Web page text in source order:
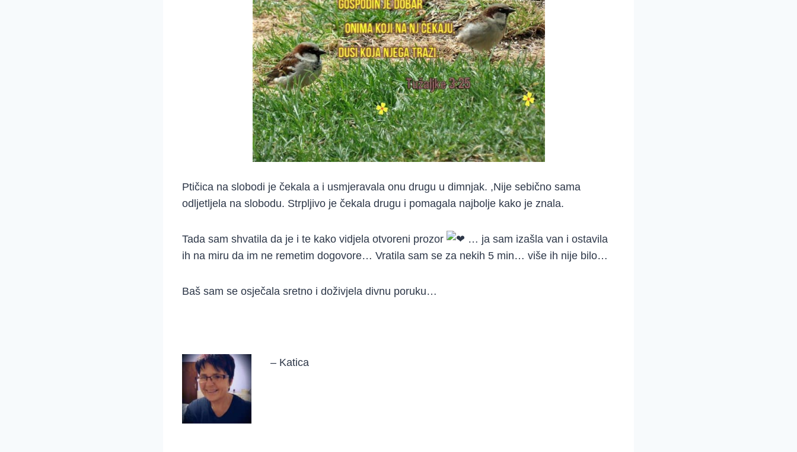
Ptičica na slobodi je čekala a i usmjeravala onu drugu u dimnjak. ,Nije sebično sama
odljetljela na slobodu. Strpljivo je čekala drugu i pomagala najbolje kako je znala.
Tada sam shvatila da je i te kako vidjela otvoreni prozor
… ja sam izašla van i ostavila
ih na miru da im ne remetim dogovore… Vratila sam se za nekih 5 min… više ih nije bilo…
Baš sam se osječala sretno i doživjela divnu poruku…
– Katica